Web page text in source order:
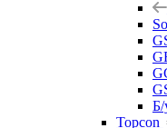
Б/
Topcon